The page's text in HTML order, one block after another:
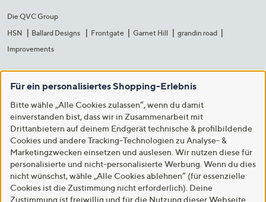
Die QVC Group
HSN
Ballard Designs Frontgate Garnet Hill
grandin road
Improvements
Für ein personalisiertes Shopping-Erlebnis
Bitte wähle „Alle Cookies zulassen“, wenn du damit
einverstanden bist, dass wir in Zusammenarbeit mit
Drittanbietern auf deinem Endgerät technische & profilbildende
Cookies und andere Tracking-Technologien zu Analyse- &
Marketingzwecken einsetzen und auslesen. Wir nutzen diese für
personalisierte und nicht-personalisierte Werbung. Wenn du dies
nicht wünschst, wähle „Alle Cookies ablehnen“ (für essenzielle
Cookies ist die Zustimmung nicht erforderlich). Deine
Zustimmung ist freiwillig und für die Nutzung dieser Webseite